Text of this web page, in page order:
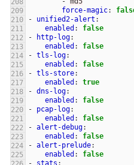
force-magic:
-
unified2-alert :
enabled :
false
-
http-log:
enabled :
false
- tls-log:
enabled :
false
- tls-store:
enabled :
true
- dns-log:
enabled :
false
-
pcap-log:
enabled :
false
- alert-debug:
enabled :
false
- alert-prelude:
enabled :
false